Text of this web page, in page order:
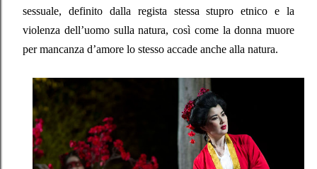
sessuale, definito dalla regista stessa stupro etnico e la
violenza dell’uomo sulla natura, così come la donna muore
per mancanza d’amore lo stesso accade anche alla natura.